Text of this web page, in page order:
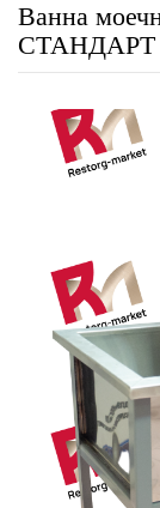
Ванна
СТАНДАРТ